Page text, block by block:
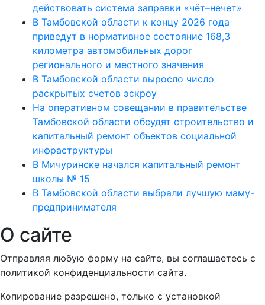
действовать система заправки «чёт–нечет»
В Тамбовской области к концу 2026 года
приведут в нормативное состояние 168,3
километра автомобильных дорог
регионального и местного значения
В Тамбовской области выросло число
раскрытых счетов эскроу
На оперативном совещании в правительстве
Тамбовской области обсудят строительство и
капитальный ремонт объектов социальной
инфраструктуры
В Мичуринске начался капитальный ремонт
школы № 15
В Тамбовской области выбрали лучшую маму-
предпринимателя
О сайте
Отправляя любую форму на сайте, вы соглашаетесь с
политикой конфиденциальности сайта.
Копирование разрешено, только с установкой